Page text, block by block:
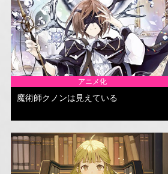
アニメ化
魔術師クノンは見えている